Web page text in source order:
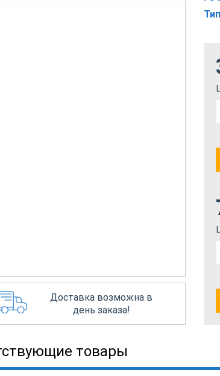
Доставка возможна в
день заказа!
товары